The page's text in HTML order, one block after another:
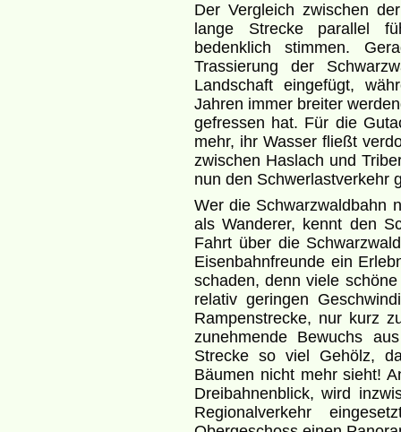
Der Vergleich zwischen
lange Strecke parallel
bedenklich stimmen.
Trassierung der
Landschaft eingefügt,
Jahren immer breiter
gefressen hat. Für die
mehr, ihr Wasser fließt
zwischen Haslach und
nun den Schwerlastverkehr
Wer die Schwarzwaldbahn
als Wanderer, kennt den
Fahrt über die
Eisenbahnfreunde ein
schaden, denn viele
relativ geringen
Rampenstrecke, nur kurz
zunehmende Bewuchs
Strecke so viel Gehölz,
Bäumen nicht mehr sieht!
Dreibahnenblick, wird
Regionalverkehr